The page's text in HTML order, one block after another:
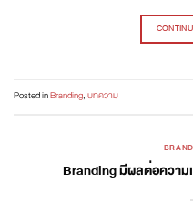
Posted inBranding,บทความ
Branding มีผลต่อความ